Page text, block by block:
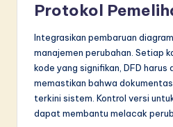
Protokol
Integrasikan pembaruan
manajemen perubahan. Setiap
kode yang signifikan, DFD harus
memastikan bahwa
terkini sistem. Kontrol versi
dapat membantu melacak